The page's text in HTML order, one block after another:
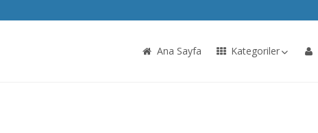
Ana Sayfa Kategoriler